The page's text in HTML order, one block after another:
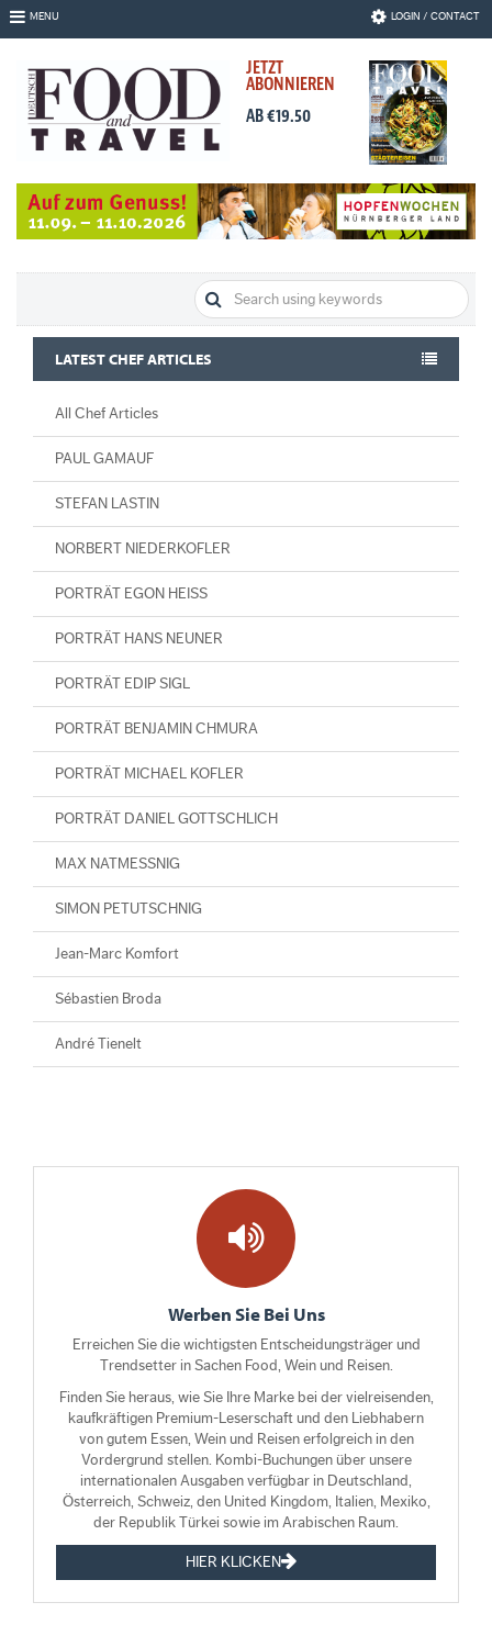
Skip
Content
MENU LOGIN / CONTACT
JETZT
ABONNIEREN
AB €19.50
LATEST CHEF ARTICLES
All Chef Articles
PAUL GAMAUF
STEFAN LASTIN
NORBERT NIEDERKOFLER
PORTRÄT EGON HEISS
PORTRÄT HANS NEUNER
PORTRÄT EDIP SIGL
PORTRÄT BENJAMIN CHMURA
PORTRÄT MICHAEL KOFLER
PORTRÄT DANIEL GOTTSCHLICH
MAX NATMESSNIG
SIMON PETUTSCHNIG
Jean-Marc Komfort
Sébastien Broda
André Tienelt
Werben Sie Bei Uns
Erreichen Sie die wichtigsten Entscheidungsträger und
Trendsetter in Sachen Food, Wein und Reisen.
Finden Sie heraus, wie Sie Ihre Marke bei der vielreisenden,
kaufkräftigen Premium-Leserschaft und den Liebhabern
von gutem Essen, Wein und Reisen erfolgreich in den
Vordergrund stellen. Kombi-Buchungen über unsere
internationalen Ausgaben verfügbar in Deutschland,
Österreich, Schweiz, den United Kingdom, Italien, Mexiko,
der Republik Türkei sowie im Arabischen Raum.
HIER KLICKEN